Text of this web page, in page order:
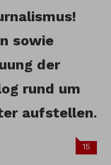
sowie
der
rund um
aufstellen.
15